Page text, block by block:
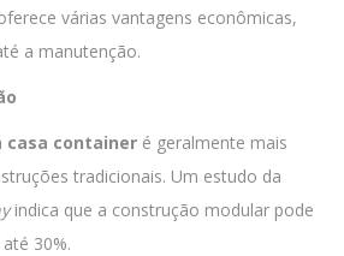
várias vantagens econômicas,
a manutenção.
casa container é geralmente mais
tradicionais. Um estudo da
indica que a construção modular pode
30%.